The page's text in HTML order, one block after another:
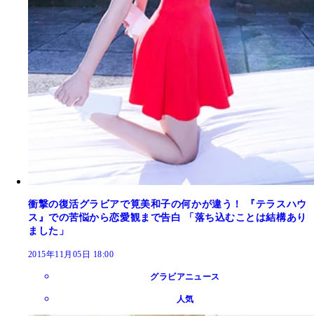
衝撃の復活グラビアで筧美和子の何かが違う！ 『テラスハウ
ス』での苦悩から恋愛観まで告白 「落ち込むことは結構あり
ました」
2015年11月05日 18:00
グラビアニュース
人気